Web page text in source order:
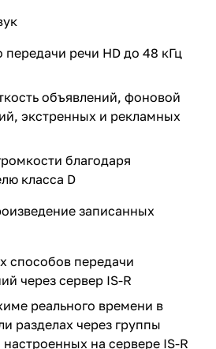
передачи речи HD до 48 кГц
объявлений, фоновой
экстренных и рекламных
благодаря
класса D
записанных
способов передачи
через сервер IS-R
реального времени в
разделах через группы
на сервере IS-R